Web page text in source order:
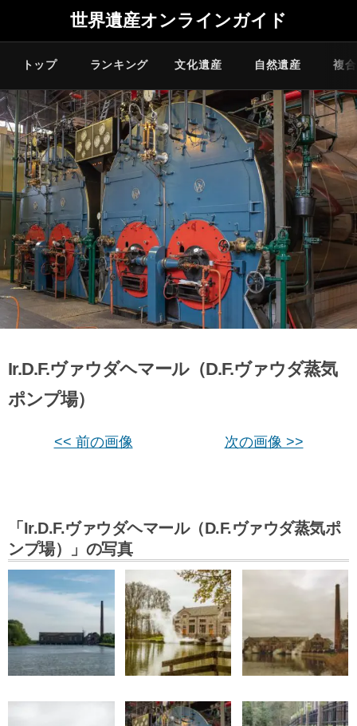
世界遺産オンラインガイド
トップ ランキング 文化遺産 自然遺産 複
Ir.D.F.ヴァウダヘマール（D.F.ヴァウダ蒸気
ポンプ場）
<< 前の画像 次の画像 >>
「Ir.D.F.ヴァウダヘマール（D.F.ヴァウダ蒸気ポ
ンプ場）」の写真